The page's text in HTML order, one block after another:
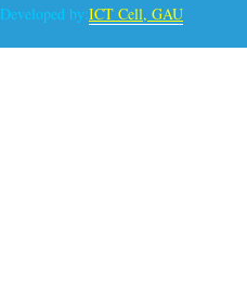
Developed by:ICT Cell, GAU